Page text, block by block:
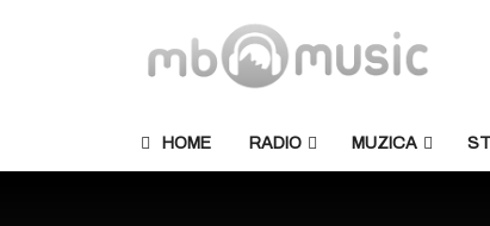
HOME RADIO MUZICA